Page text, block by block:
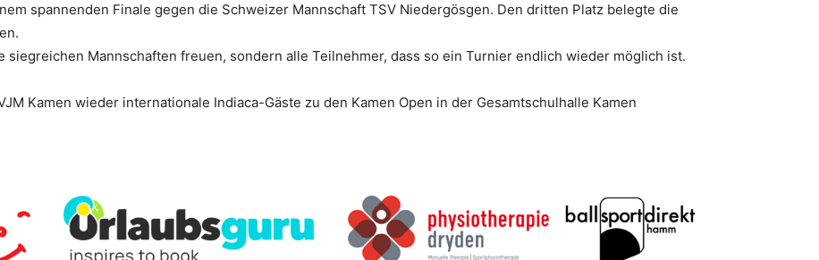
spannenden Finale gegen die Schweizer Mannschaft TSV Niedergösgen. Den dritten Platz belegte die
Mannschaften freuen, sondern alle Teilnehmer, dass so ein Turnier endlich wieder möglich ist.
Kamen wieder internationale Indiaca-Gäste zu den Kamen Open in der Gesamtschulhalle Kamen